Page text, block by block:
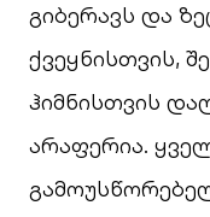
გიბერავს და
ქვეყნისთვის,
ჰიმნისთვის
არაფერია.